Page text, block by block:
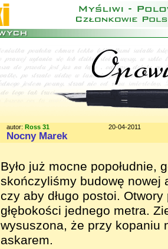
autor: Ross 31 20-04-2011
Nocny Marek
Było już mocne popołudnie,
skończyliśmy budowę nowej
czy aby długo postoi. Otwory
głębokości jednego metra.
wysuszona, że przy kopaniu
askarem.